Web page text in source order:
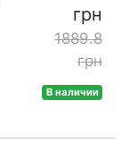
грн
1889.8
грн
В наличии